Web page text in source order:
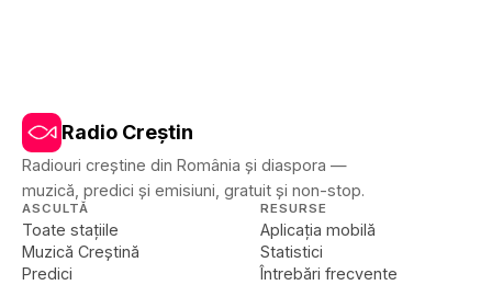
Radio Creștin
Radiouri creștine din România și diaspora —
muzică, predici și emisiuni, gratuit și non-stop.
ASCULTĂ
Toate stațiile
Muzică Creștină
Predici
RESURSE
Aplicația mobilă
Statistici
Întrebări frecvente